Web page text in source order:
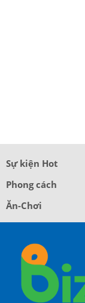
Sự kiện Hot
Phong cách
Ăn-Chơi